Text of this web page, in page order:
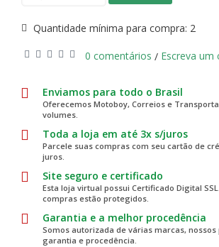
Quantidade mínima para compra: 2
0 comentários / Escreva
Enviamos para todo o Brasil
Oferecemos Motoboy, Correios e
volumes.
Toda a loja em até 3x s/juros
Parcele suas compras com seu cartão de
juros.
Site seguro e certificado
Esta loja virtual possui Certificado Digital
compras estão protegidos.
Garantia e a melhor procedência
Somos autorizada de várias marcas,
garantia e procedência.